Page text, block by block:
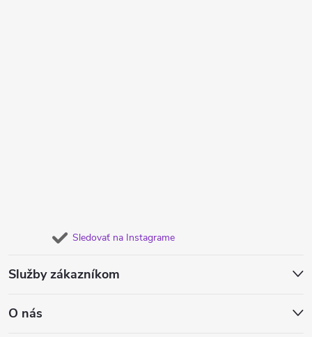
Sledovať na Instagrame
Služby zákazníkom
O nás